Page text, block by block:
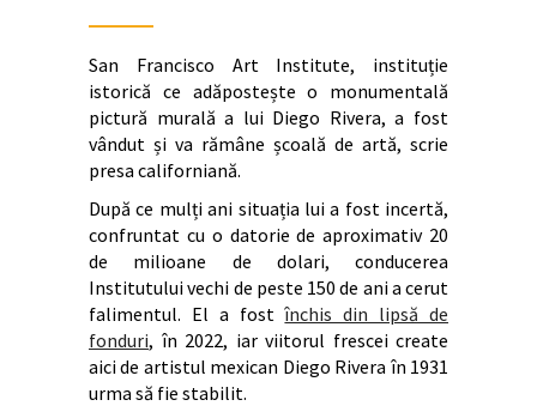
San Francisco Art Institute, instituție
istorică ce adăpostește o monumentală
pictură murală a lui Diego Rivera, a fost
vândut și va rămâne școală de artă, scrie
presa californiană.
După ce mulți ani situația lui a fost incertă,
confruntat cu o datorie de aproximativ 20
de milioane de dolari, conducerea
Institutului vechi de peste 150 de ani a cerut
falimentul. El a fostînchis din lipsă de
fonduri, în 2022, iar viitorul frescei create
aici de artistul mexican Diego Rivera în 1931
urma să fie stabilit.